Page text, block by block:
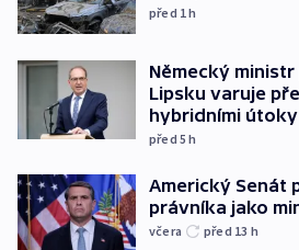
před 1h
Německý
Lipsku varuje
hybridními útoky
před 5h
Americký Senát
právníka jako
včera před 13 h